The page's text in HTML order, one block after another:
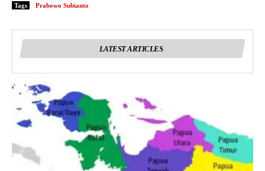
Tags Prabowo Subianto
LATEST ARTICLES